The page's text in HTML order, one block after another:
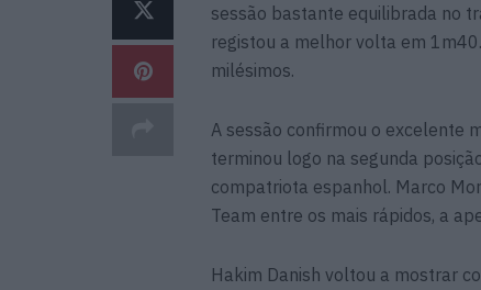
sessão bastante equilibrada no
registou a melhor volta em
milésimos.
A sessão confirmou o excelente
terminou logo na segunda
compatriota espanhol. Marco
Team entre os mais rápidos, a
Hakim Danish voltou a mostrar